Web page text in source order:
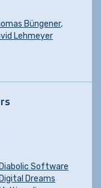
Büngener,
Lehmeyer
Software
Dreams